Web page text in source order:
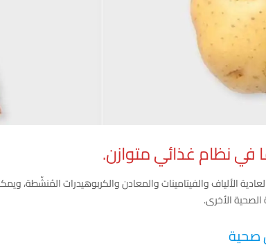
نظام غذائي متوازن.
الألياف والفيتامينات والمعادن والكربوهيدرات
الأخرى.
صحية